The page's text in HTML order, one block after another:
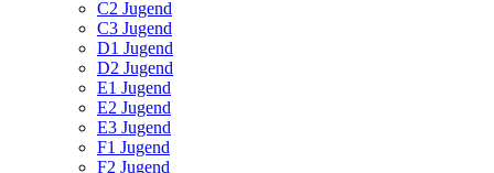
C2 Jugend
C3 Jugend
D1 Jugend
D2 Jugend
E1 Jugend
E2 Jugend
E3 Jugend
F1 Jugend
F2 Jugend